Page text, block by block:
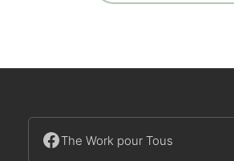
The Work pour Tous